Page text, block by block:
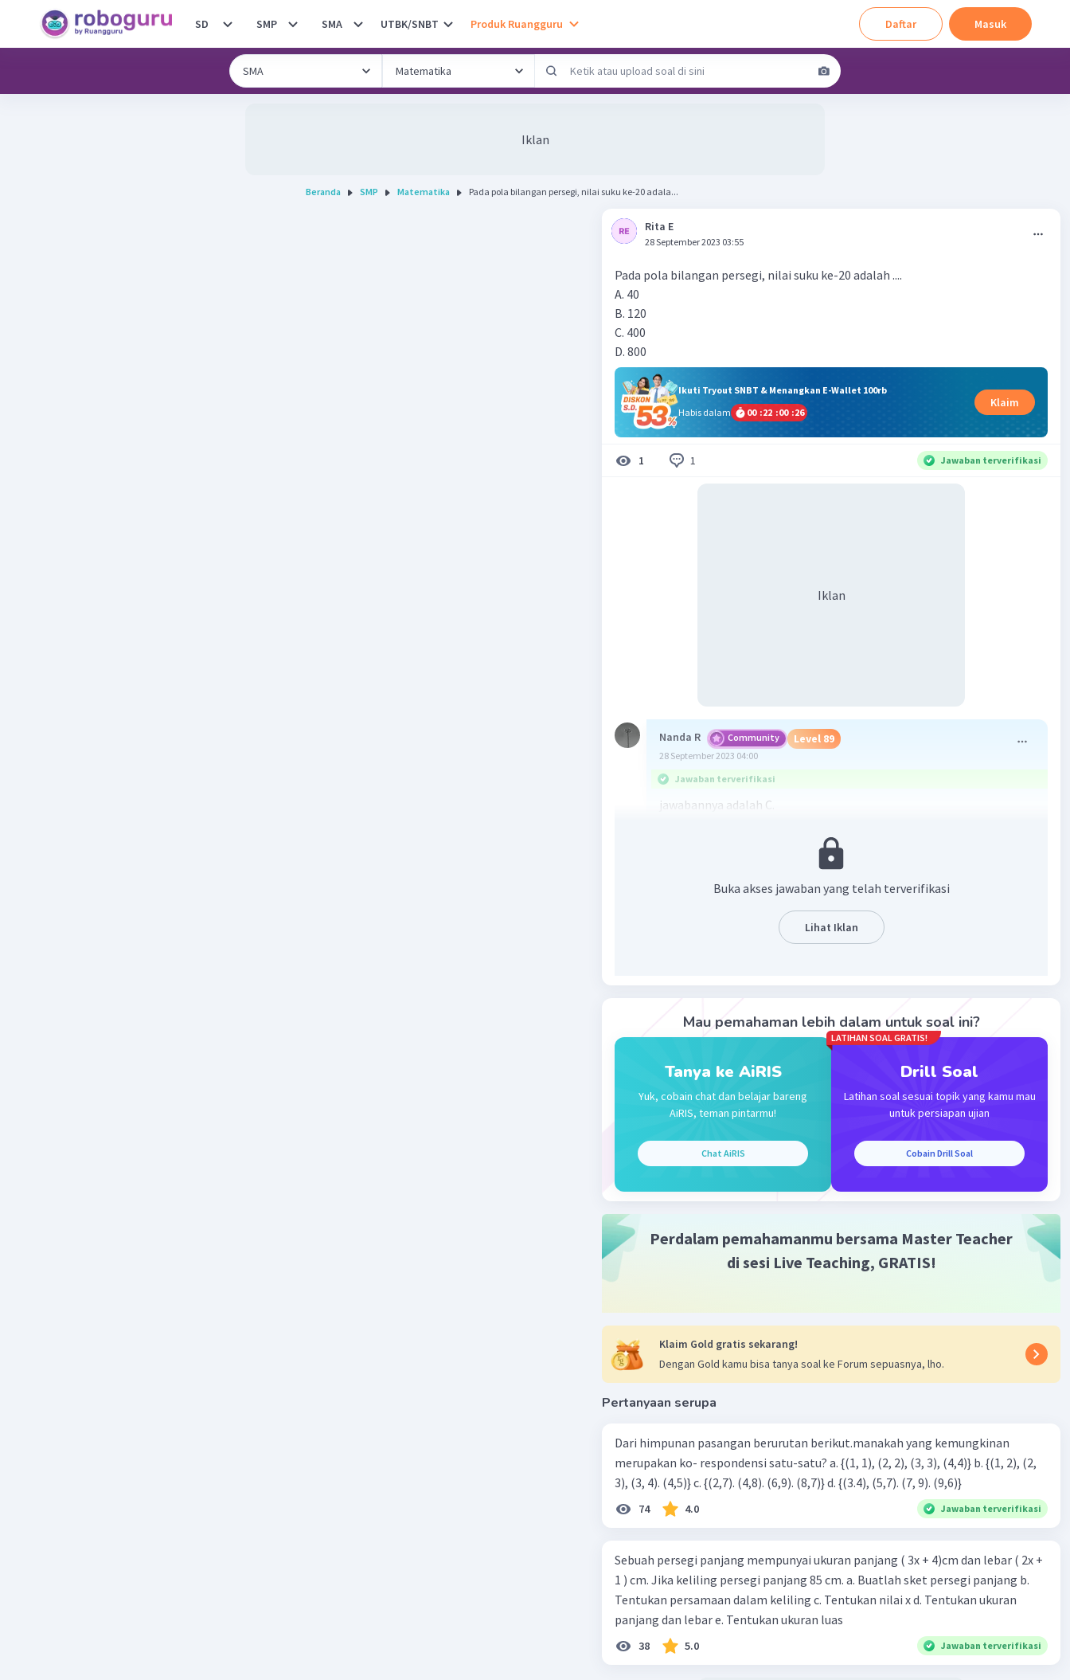
SD SMP SMA UTBK/SNBT Produk Ruangguru Daftar Masuk
Iklan
Beranda SMP Matematika Pada pola bilangan persegi, nilai suku ke-20 adala...
Rita E
28 September 2023 03:55
Pada pola bilangan persegi, nilai suku ke-20 adalah ....
A. 40
B. 120
C. 400
D. 800
Ikuti Tryout SNBT & Menangkan E-Wallet 100rb
Habis dalam
00 :22 :00 :26
Klaim
1 1 Jawaban terverifikasi
Iklan
Nanda R Community Level 89
28 September 2023 04:00
Jawaban terverifikasi
jawabannya adalah C.
pola bilangannya adalah n² = 20² = 400.
Beri Rating· 0.0(0) Balas
Iklan
Buka akses jawaban yang telah terverifikasi
Lihat Iklan
Mau pemahaman lebih dalam untuk soal ini?
Tanya ke AiRIS
Yuk, cobain chat dan belajar bareng
AiRIS, teman pintarmu!
Chat AiRIS
LATIHAN SOAL GRATIS!
Drill Soal
Latihan soal sesuai topik yang kamu mau
untuk persiapan ujian
Cobain Drill Soal
Perdalam pemahamanmu bersama Master Teacher
di sesi Live Teaching, GRATIS!
Klaim Gold gratis sekarang!
Dengan Gold kamu bisa tanya soal ke Forum sepuasnya, lho.
Pertanyaan serupa
Dari himpunan pasangan berurutan berikut.manakah yang kemungkinan
merupakan ko- respondensi satu-satu? a. {(1, 1), (2, 2), (3, 3), (4,4)} b. {(1, 2), (2,
3), (3, 4). (4,5)} c. {(2,7). (4,8). (6,9). (8,7)} d. {(3.4), (5,7). (7, 9). (9,6)}
74 4.0 Jawaban terverifikasi
Sebuah persegi panjang mempunyai ukuran panjang ( 3x + 4)cm dan lebar ( 2x +
1 ) cm. Jika keliling persegi panjang 85 cm. a. Buatlah sket persegi panjang b.
Tentukan persamaan dalam keliling c. Tentukan nilai x d. Tentukan ukuran
panjang dan lebar e. Tentukan ukuran luas
38 5.0 Jawaban terverifikasi